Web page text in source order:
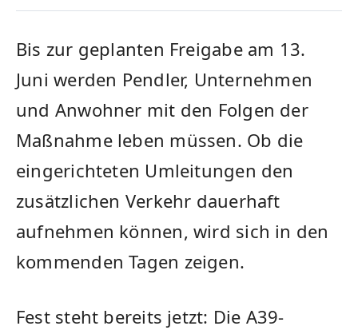
Bis zur geplanten Freigabe am 13.
Juni werden Pendler, Unternehmen
und Anwohner mit den Folgen der
Maßnahme leben müssen. Ob die
eingerichteten Umleitungen den
zusätzlichen Verkehr dauerhaft
aufnehmen können, wird sich in den
kommenden Tagen zeigen.
Fest steht bereits jetzt: Die A39-